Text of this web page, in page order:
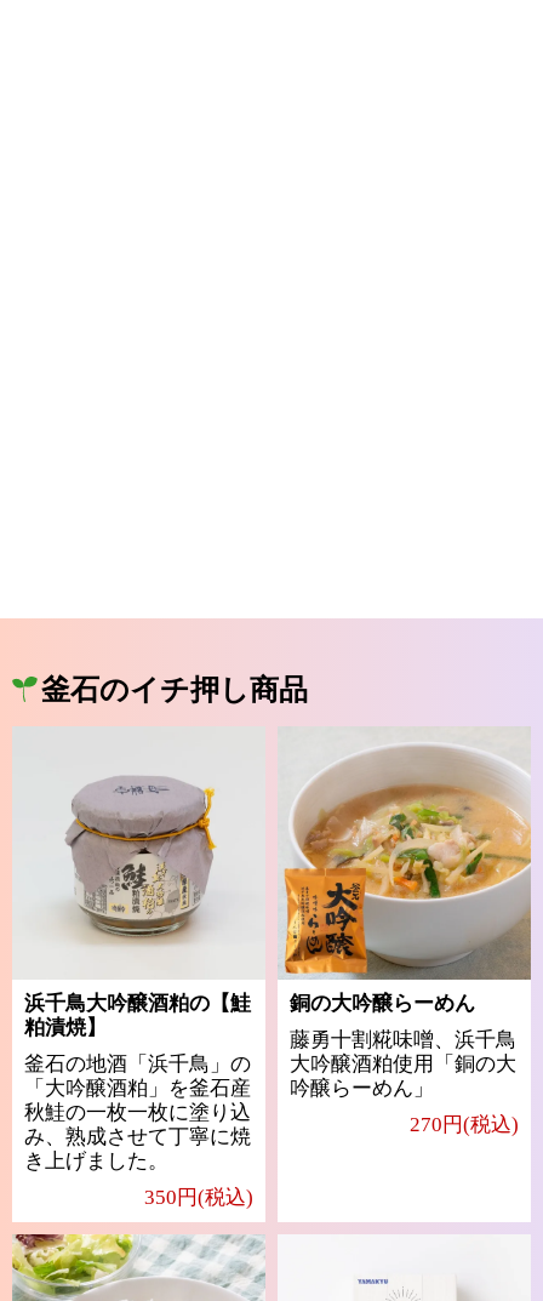
釜石のイチ押し商品
浜千鳥大吟醸酒粕の【鮭
粕漬焼】
釜石の地酒「浜千鳥」の
「大吟醸酒粕」を釜石産
秋鮭の一枚一枚に塗り込
み、熟成させて丁寧に焼
き上げました。
350円(税込)
銅の大吟醸らーめん
藤勇十割糀味噌、浜千鳥
大吟醸酒粕使用「銅の大
吟醸らーめん」
270円(税込)